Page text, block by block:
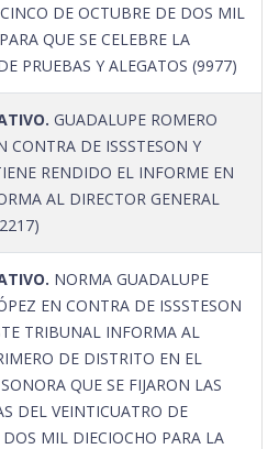
DE OCTUBRE DE DOS MIL
QUE SE CELEBRE LA
PRUEBAS Y ALEGATOS (9977)
GUADALUPE ROMERO
CONTRA DE ISSSTESON Y
RENDIDO EL INFORME EN
AL DIRECTOR GENERAL
NORMA GUADALUPE
EN CONTRA DE ISSSTESON
TRIBUNAL INFORMA AL
DE DISTRITO EN EL
QUE SE FIJARON LAS
DEL VEINTICUATRO DE
MIL DIECIOCHO PARA LA